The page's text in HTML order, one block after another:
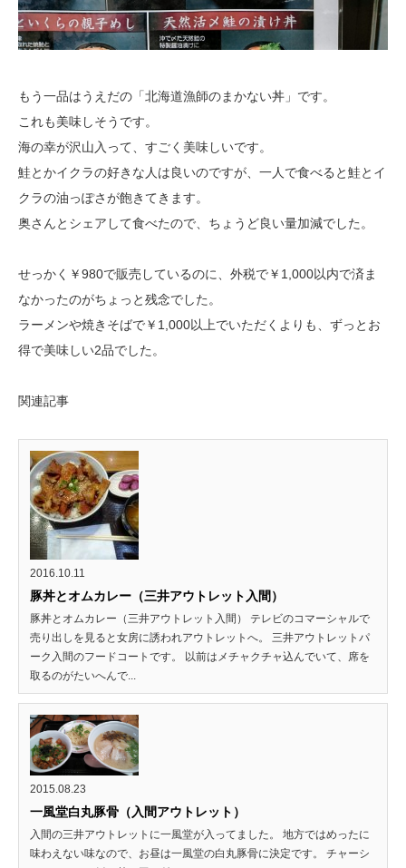
もう一品はうえだの「北海道漁師のまかない丼」です。
これも美味しそうです。
海の幸が沢山入って、すごく美味しいです。
鮭とかイクラの好きな人は良いのですが、一人で食べると鮭とイ
クラの油っぽさが飽きてきます。
奥さんとシェアして食べたので、ちょうど良い量加減でした。
せっかく￥980で販売しているのに、外税で￥1,000以内で済ま
なかったのがちょっと残念でした。
ラーメンや焼きそばで￥1,000以上でいただくよりも、ずっとお
得で美味しい2品でした。
関連記事
2016.10.11
豚丼とオムカレー（三井アウトレット入間）
豚丼とオムカレー（三井アウトレット入間） テレビのコマーシャルで
売り出しを見ると女房に誘われアウトレットへ。 三井アウトレットパ
ーク入間のフードコートです。 以前はメチャクチャ込んでいて、席を
取るのがたいへんで...
2015.08.23
一風堂白丸豚骨（入間アウトレット）
入間の三井アウトレットに一風堂が入ってました。 地方ではめったに
味わえない味なので、お昼は一風堂の白丸豚骨に決定です。 チャーシ